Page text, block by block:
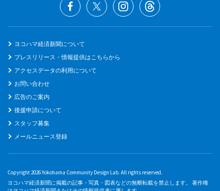
ヨコハマ経済新聞について
プレスリリース・情報提供はこちらから
アクセスデータの利用について
お問い合わせ
広告のご案内
後援申請について
スタッフ募集
メールニュース登録
Copyright 2026 Yokohama Community Design Lab. All rights reserved.
ヨコハマ経済新聞に掲載の記事・写真・図表などの無断転載を禁止します。 著作権